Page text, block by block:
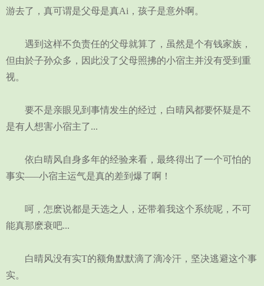
游去了，真可谓是父母是真Ai，孩子是意外啊。
遇到这样不负责任的父母就算了，虽然是个有钱家族，
但由於子孙众多，因此没了父母照拂的小宿主并没有受到重
视。
要不是亲眼见到事情发生的经过，白晴风都要怀疑是不
是有人想害小宿主了...
依白晴风自身多年的经验来看，最终得出了一个可怕的
事实—–小宿主运气是真的差到爆了啊！
呵，怎麽说都是天选之人，还带着我这个系统呢，不可
能真那麽衰吧...
白晴风没有实T的额角默默滴了滴冷汗，坚决逃避这个事
实。